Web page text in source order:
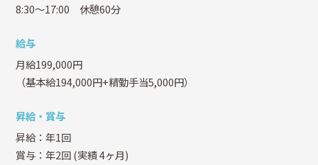
8:30～17:00 休憩60分
給与
月給199,000円
（基本給194,000円+精勤手当5,000円）
昇給・賞与
昇給：年1回
賞与：年2回(実績 4ヶ月)